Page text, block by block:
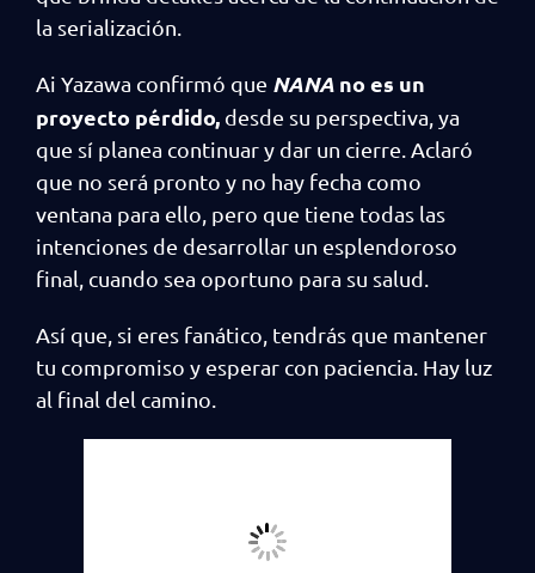
la serialización.
Ai Yazawa confirmó que NANA no es un
proyecto pérdido, desde su perspectiva, ya
que sí planea continuar y dar un cierre. Aclaró
que no será pronto y no hay fecha como
ventana para ello, pero que tiene todas las
intenciones de desarrollar un esplendoroso
final, cuando sea oportuno para su salud.
Así que, si eres fanático, tendrás que mantener
tu compromiso y esperar con paciencia. Hay luz
al final del camino.